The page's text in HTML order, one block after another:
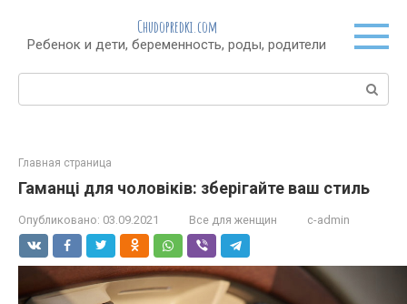
контенту
Chudopredki.com
Ребенок и дети, беременность, роды, родители
Поиск:
Главная страница
Гаманці для чоловіків: зберігайте ваш стиль
Опубликовано: 03.09.2021 Все для женщин c-admin